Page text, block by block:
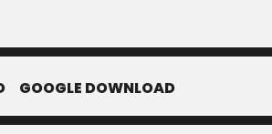
GOOGLE DOWNLOAD